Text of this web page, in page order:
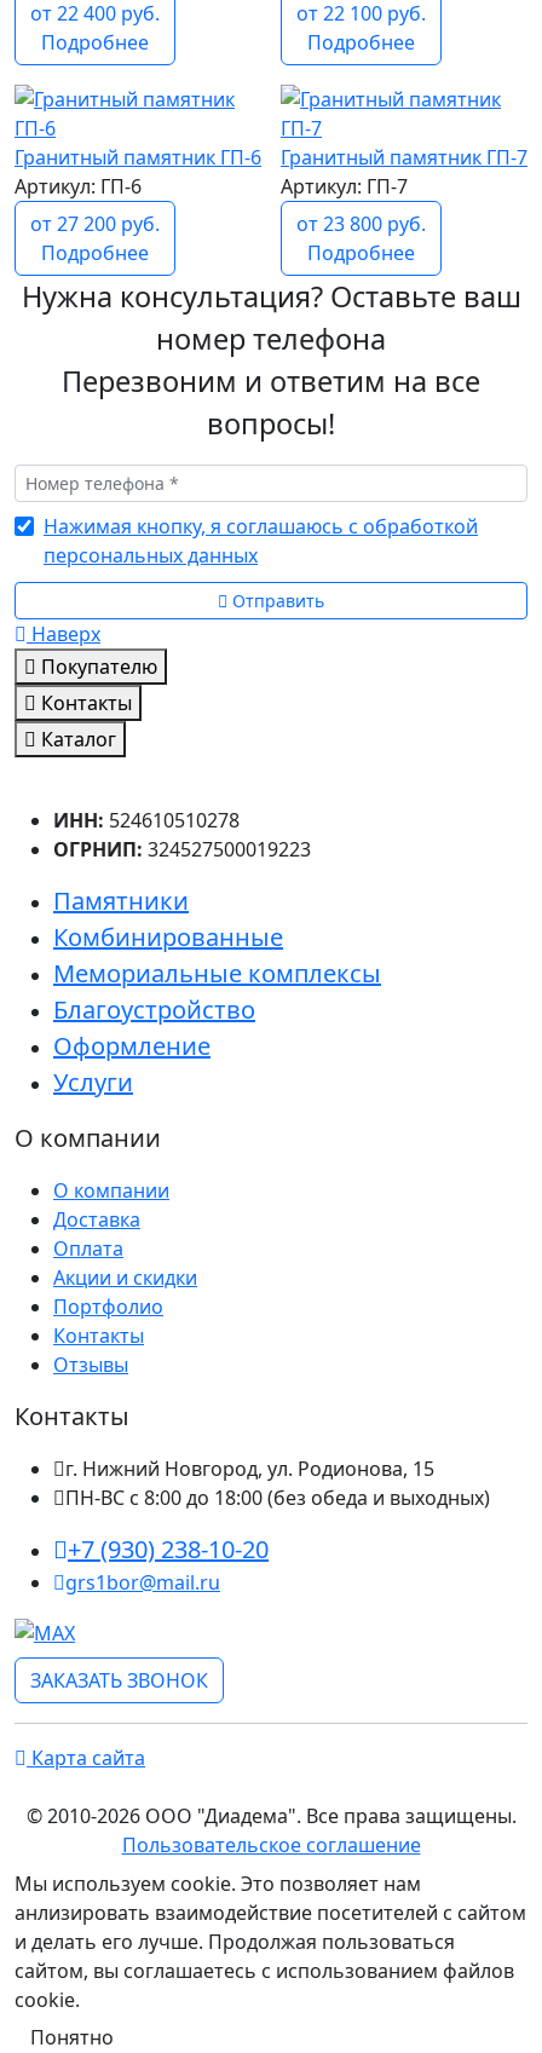
от 22 400 руб.
Подробнее
от 22 100 руб.
Подробнее
Гранитный памятник ГП-6
Артикул: ГП-6
от 27 200 руб.
Подробнее
Гранитный памятник ГП-7
Артикул: ГП-7
от 23 800 руб.
Подробнее
Нужна консультация? Оставьте ваш
номер телефона
Перезвоним и ответим на все
вопросы!
Нажимая кнопку, я соглашаюсь с обработкой
персональных данных
Отправить
Наверх
Покупателю
Контакты
Каталог
ИНН: 524610510278
ОГРНИП: 324527500019223
Памятники
Комбинированные
Мемориальные комплексы
Благоустройство
Оформление
Услуги
О компании
О компании
Доставка
Оплата
Акции и скидки
Портфолио
Контакты
Отзывы
Контакты
г. Нижний Новгород, ул. Родионова, 15
ПН-ВС с 8:00 до 18:00 (без обеда и выходных)
+7 (930) 238-10-20
grs1bor@mail.ru
ЗАКАЗАТЬ ЗВОНОК
Карта сайта
© 2010-2026 ООО "Диадема". Все права защищены.
Пользовательское соглашение
Мы используем cookie. Это позволяет нам
анлизировать взаимодействие посетителей с сайтом
и делать его лучше. Продолжая пользоваться
сайтом, вы соглашаетесь с использованием файлов
cookie.
Понятно